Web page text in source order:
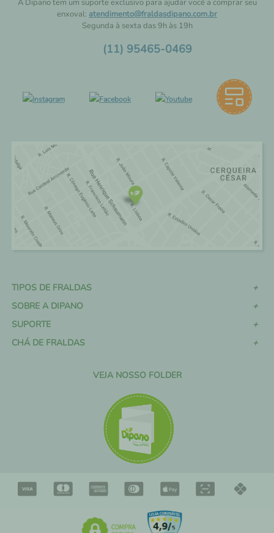
A Dipano tem um suporte exclusivo para ajudar você a comprar seu
enxoval: atendimento@fraldasdipano.com.br
Segunda à sexta das 9h às 19h
(11) 95465-0469
TIPOS DE FRALDAS
SOBRE A DIPANO
SUPORTE
CHÁ DE FRALDAS
VEJA NOSSO FOLDER